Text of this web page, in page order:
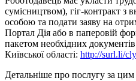
сумісництвом), гіг-контракт з
особою та подати заяву на
Портал Дія або в паперовій
пакетом необхідних
Київської області: http://surl.li/
Детальніше про послугу за